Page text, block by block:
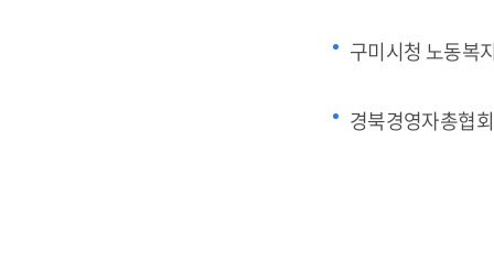
구미시청 노동복
경북경영자총협